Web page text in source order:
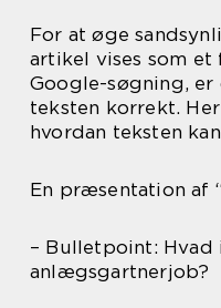
For at øge
artikel vises som
Google-søgning,
teksten korrekt.
hvordan teksten
En præsentation af
– Bulletpoint:
anlægsgartnerjob?